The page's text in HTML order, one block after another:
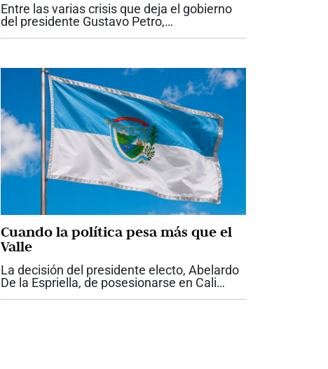
Entre las varias crisis que deja el gobierno
del presidente Gustavo Petro,
el...
Cuando la política pesa más que el
Valle
La decisión del presidente electo, Abelardo
De la Espriella, de posesionarse en Cali